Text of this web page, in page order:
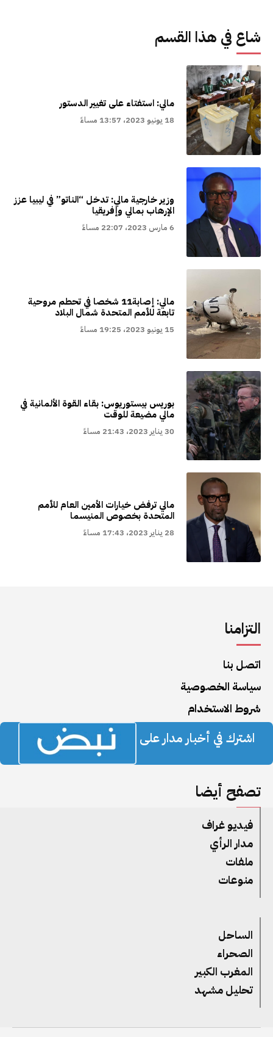
شاع في هذا القسم
مالي: استفتاء على تغيير الدستور
18 يونيو 2023، 13:57 مساءً
وزير خارجية مالي: تدخل “الناتو” في ليبيا عزز
الإرهاب بمالي وإفريقيا
6 مارس 2023، 22:07 مساءً
مالي: إصابة11 شخصا في تحطم مروحية
تابعة للأمم المتحدة شمال البلاد
15 يونيو 2023، 19:25 مساءً
بوريس بيستوريوس: بقاء القوة الألمانية في
مالي مضيعة للوقت
30 يناير 2023، 21:43 مساءً
مالي ترفض خيارات الأمين العام للأمم
المتحدة بخصوص المنيسما
28 يناير 2023، 17:43 مساءً
التزامنا
اتصل بنا
سياسة الخصوصية
شروط الاستخدام
اشترك في أخبار مدار على
تصفح أيضا
فيديو غراف
مدار الرأي
ملفات
منوعات
الساحل
الصحراء
المغرب الكبير
تحليل مشهد